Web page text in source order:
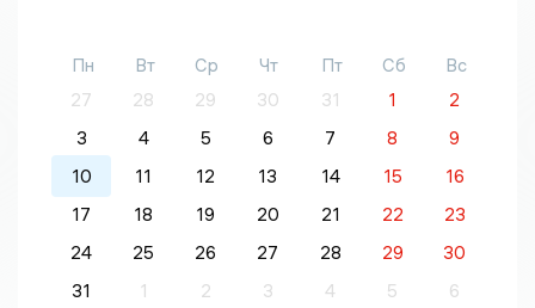
Пн Вт Ср Чт Пт Сб
Вс
27
28 29 30 31 1
2
3
4 5 6 7 8
9
10
11 12 13 14 15
16
17
18 19 20 21 22
23
24
25 26 27 28 29
30
31
1 2 3 4 5 6